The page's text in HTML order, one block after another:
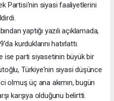
Partisi'nin siyasi faaliyetlerini
yaptığı yazılı açıklamada,
kurduklarını hatırlattı.
ise parti siyasetinin büyük bir
Türkiye'nin siyasi düşünce
olmuş üç ana akımın, bugün
karşıya olduğunu belirtti.